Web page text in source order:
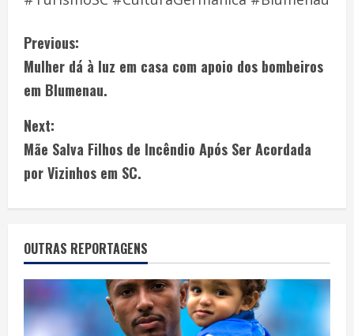
Previous:
Mulher dá à luz em casa com apoio dos bombeiros
em Blumenau.
Next:
Mãe Salva Filhos de Incêndio Após Ser Acordada
por Vizinhos em SC.
OUTRAS REPORTAGENS